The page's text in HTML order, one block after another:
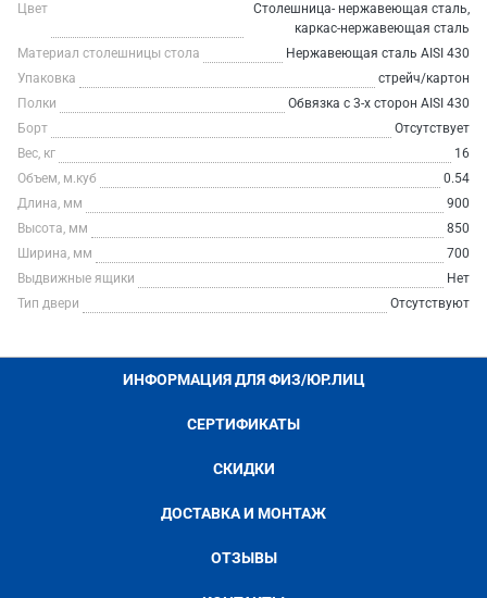
Цвет
Столешница- нержавеющая сталь,
каркас-нержавеющая сталь
Материал столешницы стола
Нержавеющая сталь AISI 430
Упаковка
стрейч/картон
Полки
Обвязка с 3-х сторон AISI 430
Борт
Отсутствует
Вес, кг
16
Объем, м.куб
0.54
Длина, мм
900
Высота, мм
850
Ширина, мм
700
Выдвижные ящики
Нет
Тип двери
Отсутствуют
ИНФОРМАЦИЯ ДЛЯ ФИЗ/ЮР.ЛИЦ
СЕРТИФИКАТЫ
СКИДКИ
ДОСТАВКА И МОНТАЖ
ОТЗЫВЫ